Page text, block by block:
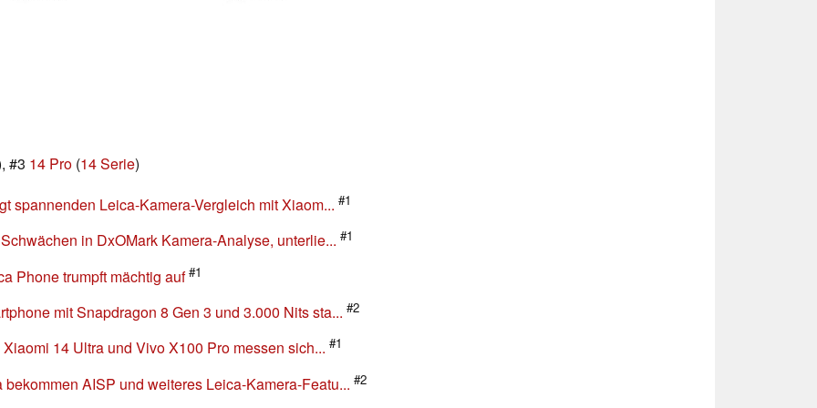
#3 14 Pro (14 Serie)
spannenden Leica-Kamera-Vergleich mit Xiaom... #1
in DxOMark Kamera-Analyse, unterlie... #1
Phone trumpft mächtig auf #1
mit Snapdragon 8 Gen 3 und 3.000 Nits sta... #2
14 Ultra und Vivo X100 Pro messen sich... #1
AISP und weiteres Leica-Kamera-Featu... #2